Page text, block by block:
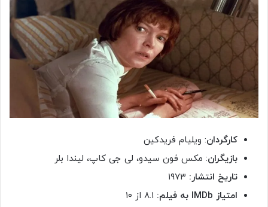
کارگردان: ویلیام فریدکین
بازیگران: مکس فون سیدو، لی جی کاپ، لیندا بلر
تاریخ انتشار:
امتیاز IMDb به فیلم: